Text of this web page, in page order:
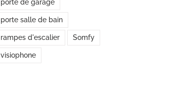
porte de garage
porte salle de bain
rampes d'escalier Somfy
visiophone